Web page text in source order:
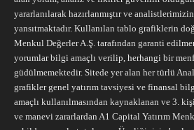
yararlanılarak hazırlanmıştır ve
yansıtmaktadır. Kullanılan tablo grafiklerin
Menkul Değerler A.Ş. tarafından garanti
yorumlar bilgi amaçlı verilip, herhangi bir
güdülmemektedir. Sitede yer alan her türlü
grafikler genel yatırım tavsiyesi ve finansal
amaçlı kullanılmasından kaynaklanan ve 3.
ve manevi zararlardan A1 Capital Yatırım